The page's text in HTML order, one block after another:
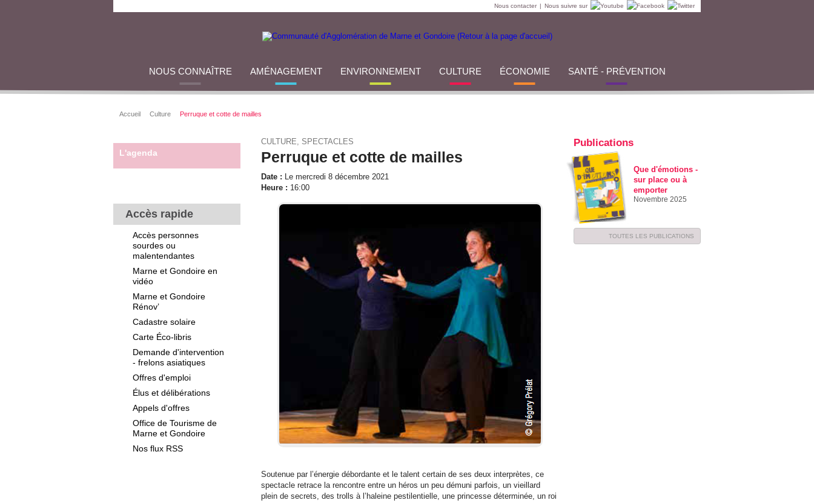
Nous contacter | Nous suivre sur
NOUS CONNAÎTRE AMÉNAGEMENT ENVIRONNEMENT CULTURE ÉCONOMIE SANTÉ - PRÉVENTION
Accueil Culture Perruque et cotte de mailles
L'agenda
Accès rapide
Accès personnes
sourdes ou
malentendantes
Marne et Gondoire en
vidéo
Marne et Gondoire
Rénov’
Cadastre solaire
Carte Éco-libris
Demande d'intervention
- frelons asiatiques
Offres d'emploi
Élus et délibérations
Appels d'offres
Office de Tourisme de
Marne et Gondoire
Nos flux RSS
CULTURE, SPECTACLES
Perruque et cotte de mailles
Date : Le mercredi 8 décembre 2021
Heure : 16:00
Soutenue par l’énergie débordante et le talent certain de ses deux interprètes, ce
spectacle retrace la rencontre entre un héros un peu démuni parfois, un vieillard
plein de secrets, des trolls à l’haleine pestilentielle, une princesse déterminée, un roi
Publications
Que d'émotions -
sur place ou à
emporter
Novembre 2025
TOUTES LES PUBLICATIONS